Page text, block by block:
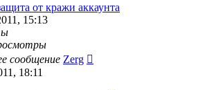
от кражи аккаунта
15:13
сообщение Zerg
18:11